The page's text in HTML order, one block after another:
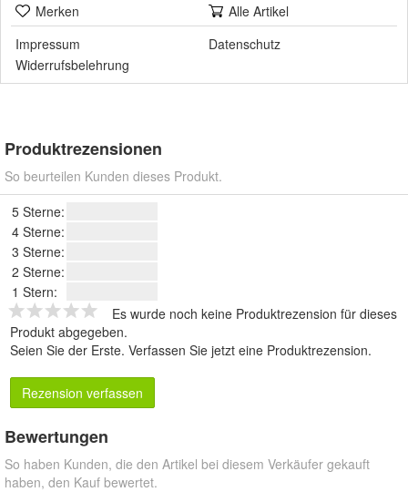
Merken
Alle Artikel
Impressum
Datenschutz
Widerrufsbelehrung
Produktrezensionen
So beurteilen Kunden dieses Produkt.
5 Sterne:
4 Sterne:
3 Sterne:
2 Sterne:
1 Stern:
Es wurde noch keine Produktrezension für dieses
Produkt abgegeben.
Seien Sie der Erste. Verfassen Sie jetzt eine Produktrezension.
Rezension verfassen
Bewertungen
So haben Kunden, die den Artikel bei diesem Verkäufer gekauft
haben, den Kauf bewertet.